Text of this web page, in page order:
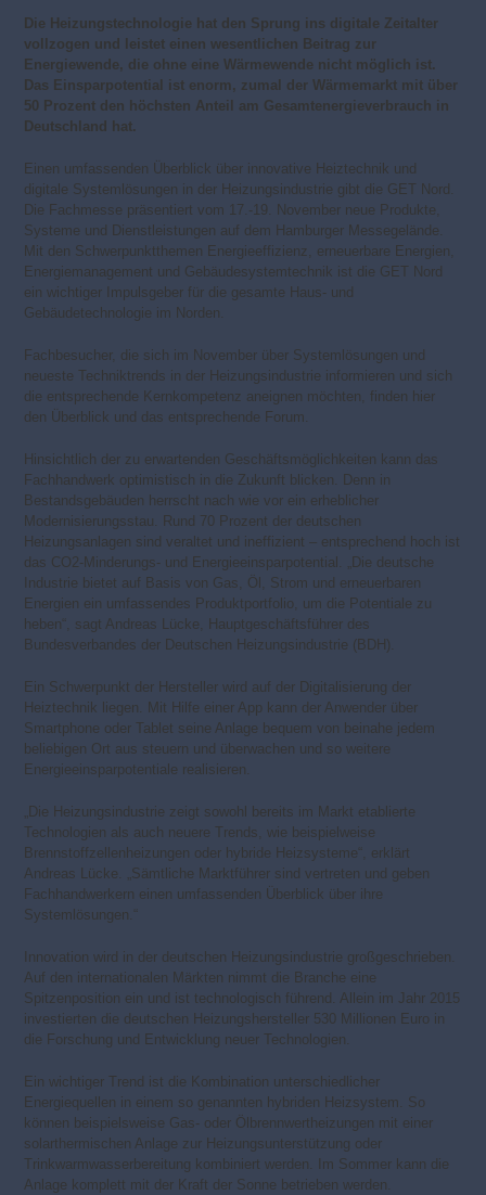
Die Heizungstechnologie hat den Sprung ins digitale Zeitalter
voll­zogen und leistet einen wesentlichen Beitrag zur
Energiewende, die ohne eine Wärmewende nicht möglich ist.
Das Einsparpotential ist enorm, zumal der Wärmemarkt mit über
50 Prozent den höchsten Anteil am Gesamtenergieverbrauch in
Deutschland hat.
Einen umfassenden Überblick über innovative Heiztechnik und
digitale Systemlösungen in der Heizungsindustrie gibt die GET Nord.
Die Fachmesse präsentiert vom 17.-19. November neue Produkte,
Systeme und Dienstleistungen auf dem Hamburger Messegelände.
Mit den Schwerpunktthemen Energieeffizienz, erneuerbare Energien,
Energiemanagement und Gebäudesystemtechnik ist die GET Nord
ein wichtiger Impulsgeber für die gesamte Haus- und
Gebäudetechnologie im Norden.
Fachbesucher, die sich im November über Systemlösungen und
neueste Techniktrends in der Heizungsindustrie informieren und sich
die entsprechende Kernkompetenz aneignen möchten, finden hier
den Überblick und das entsprechende Forum.
Hinsichtlich der zu erwartenden Geschäftsmöglichkeiten kann das
Fachhandwerk optimistisch in die Zukunft blicken. Denn in
Bestandsgebäuden herrscht nach wie vor ein erheblicher
Modernisierungsstau. Rund 70 Prozent der deutschen
Heizungsanlagen sind veraltet und ineffizient – entsprechend hoch ist
das CO2-Minderungs- und Energieeinsparpotential. „Die deutsche
Industrie bietet auf Basis von Gas, Öl, Strom und erneuerbaren
Energien ein umfassendes Produktportfolio, um die Potentiale zu
heben“, sagt Andreas Lücke, Hauptgeschäftsführer des
Bundesverbandes der Deutschen Heizungsindustrie (BDH).
Ein Schwerpunkt der Hersteller wird auf der Digitalisierung der
Heiztechnik liegen. Mit Hilfe einer App kann der Anwender über
Smartphone oder Tablet seine Anlage bequem von beinahe jedem
beliebigen Ort aus steuern und überwachen und so weitere
Energieeinsparpotentiale realisieren.
„Die Heizungsindustrie zeigt sowohl bereits im Markt etablierte
Technologien als auch neuere Trends, wie beispielweise
Brennstoffzellenheizungen oder hybride Heizsysteme“, erklärt
Andreas Lücke. „Sämtliche Marktführer sind vertreten und geben
Fachhandwerkern einen umfassenden Überblick über ihre
Systemlösungen.“
Innovation wird in der deutschen Heizungsindustrie großgeschrieben.
Auf den internationalen Märkten nimmt die Branche eine
Spitzenposition ein und ist technologisch führend. Allein im Jahr 2015
investierten die deutschen Heizungshersteller 530 Millionen Euro in
die Forschung und Entwicklung neuer Technologien.
Ein wichtiger Trend ist die Kombination unterschiedlicher
Energiequellen in einem so genannten hybriden Heizsystem. So
können beispielsweise Gas- oder Ölbrennwertheizungen mit einer
solarthermischen Anlage zur Heizungsunterstützung oder
Trinkwarmwasserbereitung kombiniert werden. Im Sommer kann die
Anlage komplett mit der Kraft der Sonne betrieben werden.